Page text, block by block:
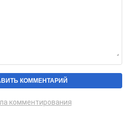
комментирования